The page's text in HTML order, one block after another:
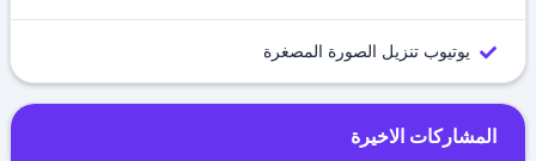
يوتيوب تنزيل الصورة المصغرة
المشاركات الاخيرة